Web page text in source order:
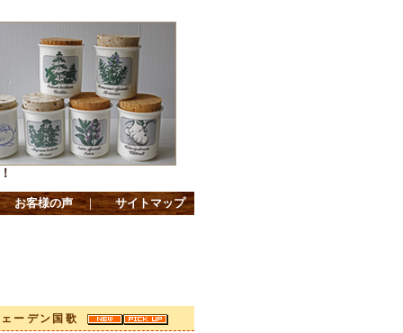
お客様の声 ｜ サイトマップ
ーデン国歌